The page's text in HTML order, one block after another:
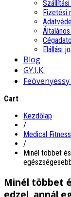
Fizetési
Elállási
Blog
GY.I.K.
Cart
Kezdőlap
/
Medical
/
Minél többet
Minél többet
edzel, annál